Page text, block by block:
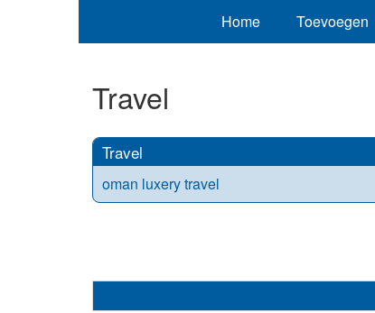
Home Toevoegen
Travel
Travel
oman luxery travel